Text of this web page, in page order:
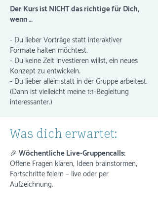
Der Kurs ist NICHT das richtige für Dich,
wenn …
- Du lieber Vorträge statt interaktiver
Formate halten möchtest.
- Du keine Zeit investieren willst, ein neues
Konzept zu entwickeln.
- Du lieber allein statt in der Gruppe arbeitest.
(Dann ist vielleicht meine 1:1-Begleitung
interessanter.)
Was dich erwartet:
🎉 Wöchentliche Live-Gruppencalls:
Offene Fragen klären, Ideen brainstormen,
Fortschritte feiern – live oder per
Aufzeichnung.